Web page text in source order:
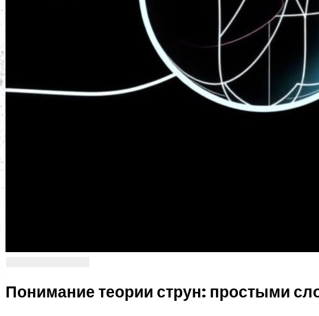
Понимание теории струн: простыми